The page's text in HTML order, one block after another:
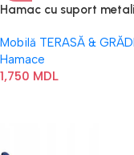
Hamac cu suport
Mobilă TERASĂ &
Hamace
1,750 MDL